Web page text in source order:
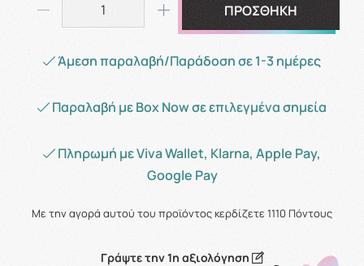
ΠΡΟΣΘΗΚΗ
Άμεση παραλαβή/Παράδοση σε 1-3 ημέρες
Παραλαβή με Box Now σε επιλεγμένα σημεία
Πληρωμή με Viva Wallet, Klarna, Apple Pay,
Google Pay
Με την αγορά αυτού του προϊόντος κερδίζετε 1110 Πόντους
Γράψτε την 1η αξιολόγηση